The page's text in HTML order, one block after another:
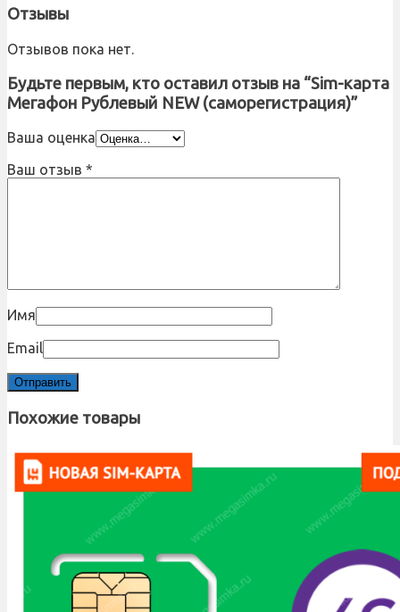
Отзывы
Отзывов пока нет.
Будьте первым, кто оставил отзыв на “Sim-карта
Мегафон Рублевый NEW (саморегистрация)”
Ваша оценка
Ваш отзыв *
Имя
Email
Похожие товары